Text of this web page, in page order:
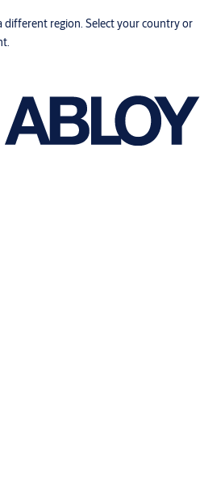
different region. Select your country or